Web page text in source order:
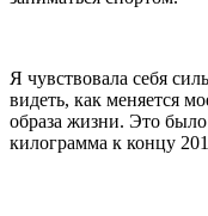
Я чувствовала себя
видеть, как меняется
образа жизни. Это
килограмма к концу